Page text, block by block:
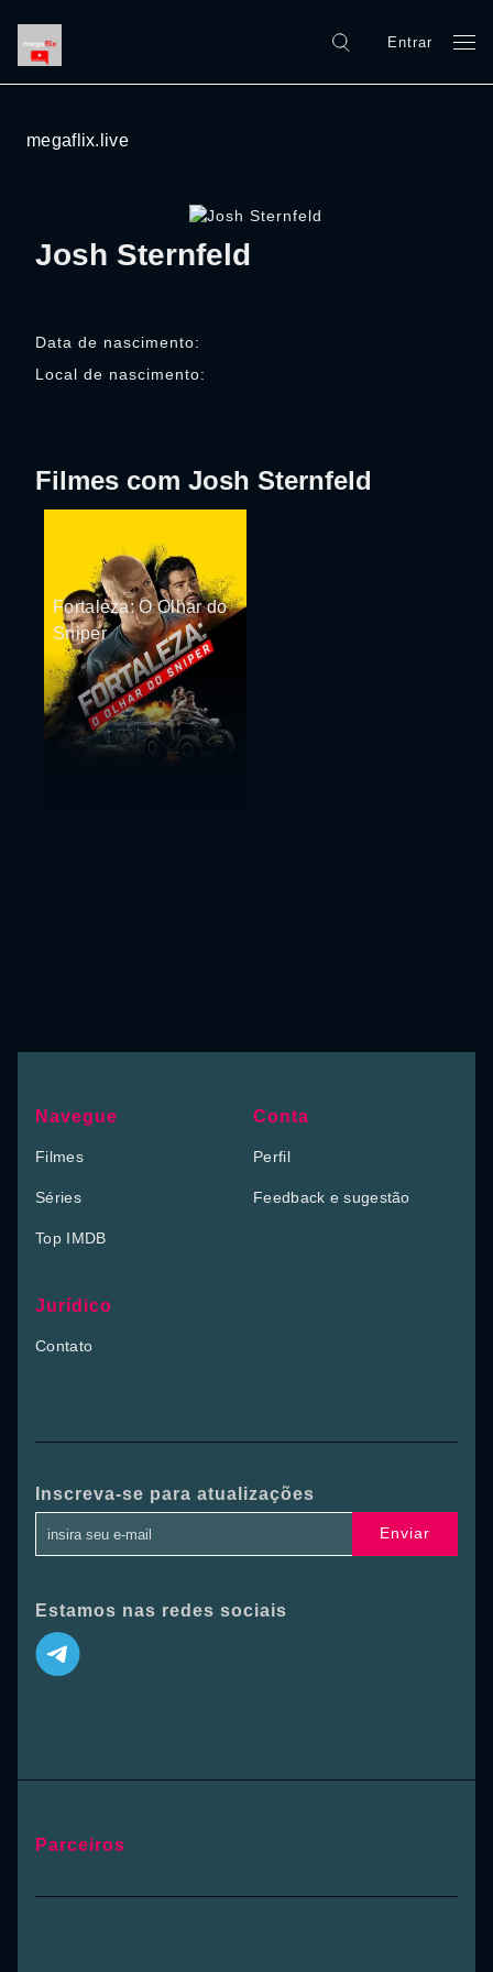
Entrar
megaflix.live
Josh Sternfeld
Data de nascimento:
Local de nascimento:
Filmes com Josh Sternfeld
Fortaleza: O Olhar do
Sniper
Navegue
Filmes
Séries
Top IMDB
Conta
Perfil
Feedback e sugestão
Jurídico
Contato
Inscreva-se para atualizações
Enviar
Estamos nas redes sociais
Parceiros